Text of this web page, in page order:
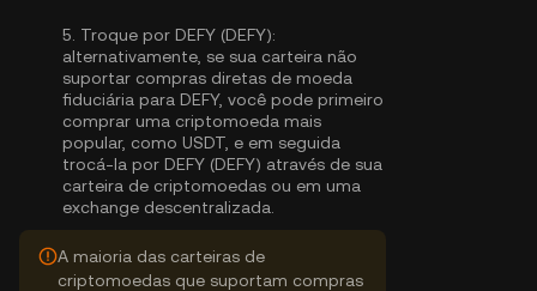
5. Troque por DEFY (DEFY):
alternativamente, se sua carteira não
suportar compras diretas de moeda
fiduciária para DEFY, você pode primeiro
comprar uma criptomoeda mais
popular, como USDT, e em seguida
trocá-la por DEFY (DEFY) através de sua
carteira de criptomoedas ou em uma
exchange descentralizada.
A maioria das carteiras de
criptomoedas que suportam compras